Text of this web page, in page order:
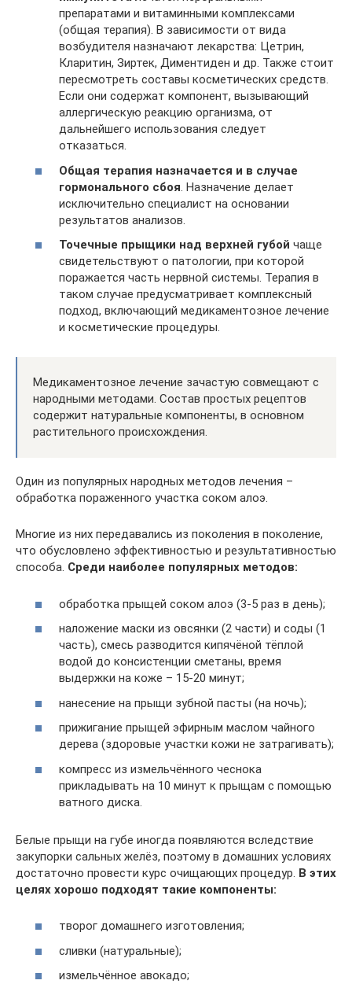
препаратами и витаминными комплексами
(общая терапия). В зависимости от вида
возбудителя назначают лекарства: Цетрин,
Кларитин, Зиртек, Диментиден и др. Также стоит
пересмотреть составы косметических средств.
Если они содержат компонент, вызывающий
аллергическую реакцию организма, от
дальнейшего использования следует
отказаться.
Общая терапия назначается и в случае
гормонального сбоя . Назначение делает
исключительно специалист на основании
результатов анализов.
Точечные прыщики над верхней губой чаще
свидетельствуют о патологии, при которой
поражается часть нервной системы. Терапия в
таком случае предусматривает комплексный
подход, включающий медикаментозное лечение
и косметические процедуры.
Медикаментозное лечение зачастую совмещают с
народными методами. Состав простых рецептов
содержит натуральные компоненты, в основном
растительного происхождения.
Один из популярных народных методов лечения –
обработка пораженного участка соком алоэ.
Многие из них передавались из поколения в поколение,
что обусловлено эффективностью и результативностью
способа. Среди наиболее популярных методов:
обработка прыщей соком алоэ (3-5 раз в день);
наложение маски из овсянки (2 части) и соды (1
часть), смесь разводится кипячёной тёплой
водой до консистенции сметаны, время
выдержки на коже – 15-20 минут;
нанесение на прыщи зубной пасты (на ночь);
прижигание прыщей эфирным маслом чайного
дерева (здоровые участки кожи не затрагивать);
компресс из измельчённого чеснока
прикладывать на 10 минут к прыщам с помощью
ватного диска.
Белые прыщи на губе иногда появляются вследствие
закупорки сальных желёз, поэтому в домашних условиях
достаточно провести курс очищающих процедур. В этих
целях хорошо подходят такие компоненты:
творог домашнего изготовления;
сливки (натуральные);
измельчённое авокадо;